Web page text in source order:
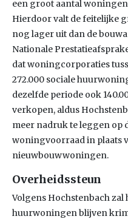
een groot aantal
Hierdoor valt de feitelijke
nog lager uit dan de
Nationale
dat woningcorporaties
272.000 sociale
dezelfde periode ook
verkopen, aldus
meer nadruk te leggen op
woningvoorraad in plaats
nieuwbouwwoningen.
Overheidssteun
Volgens Hochstenbach zal
huurwoningen blijven